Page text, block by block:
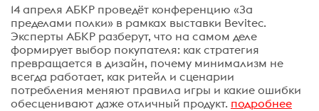
14 апреля АБКР проведёт конференцию «За
пределами полки» в рамках выставки Bevitec.
Эксперты АБКР разберут, что на самом деле
формирует выбор покупателя: как стратегия
превращается в дизайн, почему минимализм не
всегда работает, как ритейл и сценарии
потребления меняют правила игры и какие ошибки
обесценивают даже отличный продукт. подробнее